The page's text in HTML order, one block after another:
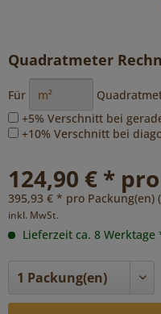
Quadratmeter
Für
+5% Verschnitt bei
+10% Verschnitt bei
124,90 € *
395,93 € * pro Packung(en)
inkl. MwSt.
Lieferzeit ca. 8 Werktage